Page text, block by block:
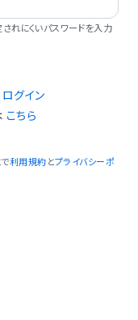
れにくいパスワードを入力
ログイン
こちら
利用規約 とプライバシーポ